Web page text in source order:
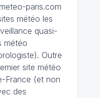
paris.com
météo les
quasi-
météo
Outre
site météo
France (et non
des